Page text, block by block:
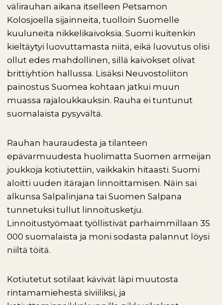
välirauhan aikana itselleen Petsamon
Kolosjoella sijainneita, tuolloin Suomelle
kuuluneita nikkelikaivoksia. Suomi kuitenkin
kieltäytyi luovuttamasta niitä, eikä luovutus olisi
ollut edes mahdollinen, sillä kaivokset olivat
brittiyhtiön hallussa. Lisäksi Neuvostoliiton
painostus Suomea kohtaan jatkui muun
muassa rajaloukkauksin. Rauha ei tuntunut
suomalaista pysyvältä.
Rauhan hauraudesta ja tilanteen
epävarmuudesta huolimatta Suomen armeijan
joukkoja kotiutettiin, vaikkakin hitaasti. Suomi
aloitti uuden itärajan linnoittamisen. Näin sai
alkunsa Salpalinjana tai Suomen Salpana
tunnetuksi tullut linnoitusketju.
Linnoitustyömaat työllistivät parhaimmillaan 35
000 suomalaista ja moni sodasta palannut löysi
niiltä töitä.
Kotiutetut sotilaat kävivät läpi muutosta
rintamamiehestä siviiliksi, ja